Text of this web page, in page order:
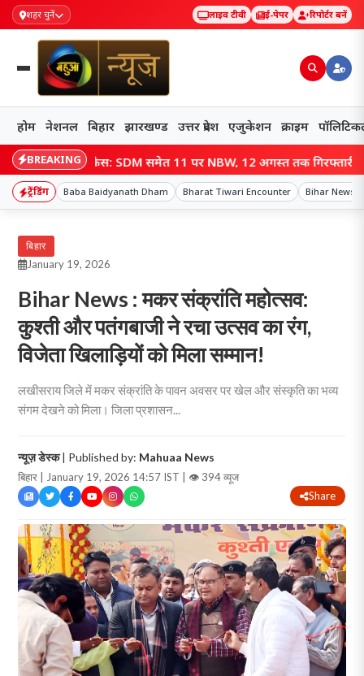
शहर चुनें लाइव टीवी ई-पेपर रिपोर्टर बनें
होम नेशनल बिहार झारखण्ड उत्तर प्रदेश एजुकेशन क्राइम
BREAKING
केस: SDM समेत 11 पर NBW, 12 अगस्त तक गिरफ्तारी का आदेश!
ट्रेंडिंग Baba Baidyanath Dham Bharat Tiwari Encounter Bihar News
बिहार
January 19, 2026
Bihar News : मकर संक्रांति महोत्सव:
कुश्ती और पतंगबाजी ने रचा उत्सव का रंग,
विजेता खिलाड़ियों को मिला सम्मान!
लखीसराय जिले में मकर संक्रांति के पावन अवसर पर खेल और संस्कृति का भव्य
संगम देखने को मिला। जिला प्रशासन...
न्यूज़ डेस्क| Published by: Mahuaa News
बिहार | January 19, 2026 14:57 IST | 👁 394 व्यूज
Share